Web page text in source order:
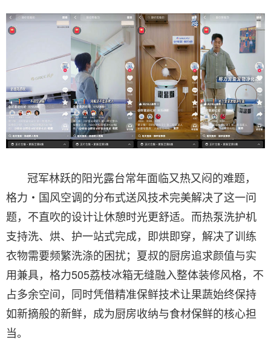
冠军林跃的阳光露台常年面临又热又闷的难题，
格力・国风空调的分布式送风技术完美解决了这一问
题，不直吹的设计让休憩时光更舒适。而热泵洗护机
支持洗、烘、护一站式完成，即烘即穿，解决了训练
衣物需要频繁洗涤的困扰；夏叔的厨房追求颜值与实
用兼具，格力505荔枝冰箱无缝融入整体装修风格，不
占多余空间，同时凭借精准保鲜技术让果蔬始终保持
如新摘般的新鲜，成为厨房收纳与食材保鲜的核心担
当。